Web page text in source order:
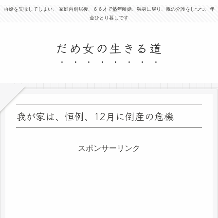
再婚を失敗してしまい、 家庭内別居後、６６才で塾年離婚、独身に戻り、親の介護をしつつ、年
金ひとり暮しです
だめ女の生きる道
我が家は、恒例、12月に倒産の危機
スポンサーリンク